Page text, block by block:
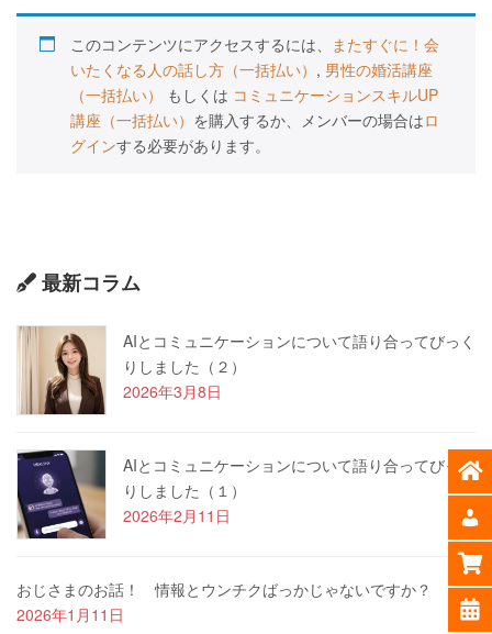
このコンテンツにアクセスするには、 またすぐに！会
いたくなる人の話し方（一括払い） , 男性の婚活講座
（一括払い）
もしくは コミュニケーションスキルUP
講座（一括払い） を購入するか、メンバーの場合はロ
グインする必要があります。
最新コラム
AIとコミュニケーションについて語り合ってびっく
りしました（２）
2026年3月8日
AIとコミュニケーションについて語り合ってびっく
りしました（１）
2026年2月11日
おじさまのお話！ 情報とウンチクばっかじゃないですか？
2026年1月11日